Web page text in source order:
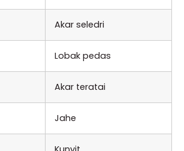
Akar seledri
Lobak pedas
Akar teratai
Jahe